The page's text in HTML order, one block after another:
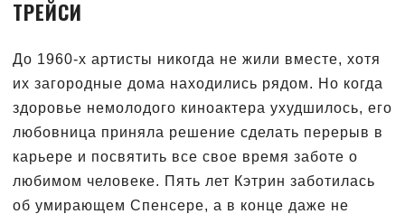
ТРЕЙСИ
До 1960-х артисты никогда не жили вместе, хотя
их загородные дома находились рядом. Но когда
здоровье немолодого киноактера ухудшилось, его
любовница приняла решение сделать перерыв в
карьере и посвятить все свое время заботе о
любимом человеке. Пять лет Кэтрин заботилась
об умирающем Спенсере, а в конце даже не